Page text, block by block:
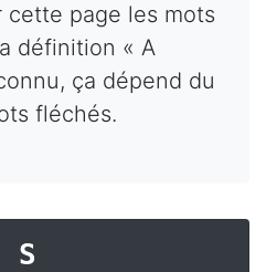
cette page les mots
définition « A
ça dépend du
fléchés.